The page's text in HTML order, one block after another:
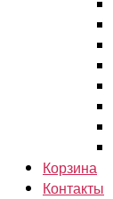
Корзина
Контакты